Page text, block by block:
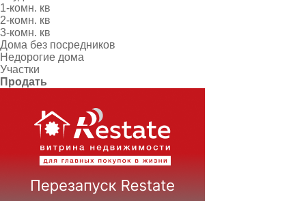
1-комн. кв
2-комн. кв
3-комн. кв
Дома без посредников
Недорогие дома
Участки
Продать